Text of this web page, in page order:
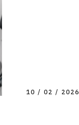
10 / 02 / 2026